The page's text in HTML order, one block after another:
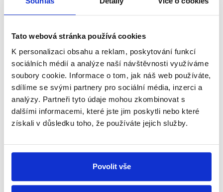
Tato webová stránka používá cookies
K personalizaci obsahu a reklam, poskytování funkcí
sociálních médií a analýze naší návštěvnosti využíváme
soubory cookie. Informace o tom, jak náš web používáte,
sdílíme se svými partnery pro sociální média, inzerci a
analýzy. Partneři tyto údaje mohou zkombinovat s
dalšími informacemi, které jste jim poskytli nebo které
získali v důsledku toho, že používáte jejich služby.
Povolit vše
V druhé části předvolební diskuse z Ostravy
kandidáti na primátorské křeslo probírali tematiku
o&nbsp;inkluzi ve školách,&nbsp;reformě
Zůstaňme v kontaktu
newsletteru nebowhatsappového
kanálu, kde pravidelně přinášíme
shrnutí nejzajímavějších článků a analýz.